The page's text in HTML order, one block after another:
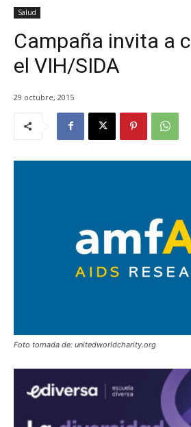
Salud
Campaña invita a
el VIH/SIDA
29 octubre, 2015
Foto tomada de: unitedworldcharity.org